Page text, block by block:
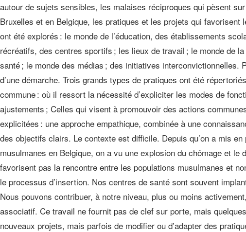
autour de sujets sensibles, les malaises réciproques qui pèsent
Bruxelles et en Belgique, les pratiques et les projets qui
ont été explorés : le monde de l’éducation, des établissements
récréatifs, des centres sportifs ; les lieux de travail ; le monde de
santé ; le monde des médias ; des initiatives
d’une démarche. Trois grands types de pratiques ont été
commune : où il ressort la nécessité d’expliciter les modes de
ajustements ; Celles qui visent à promouvoir des actions
explicitées : une approche empathique, combinée à une
des objectifs clairs. Le contexte est difficile. Depuis qu’on a mis
musulmanes en Belgique, on a vu une explosion du chômage et
favorisent pas la rencontre entre les populations musulmanes et
le processus d’insertion. Nos centres de santé sont souvent
Nous pouvons contribuer, à notre niveau, plus ou moins
associatif. Ce travail ne fournit pas de clef sur porte, mais
nouveaux projets, mais parfois de modifier ou d’adapter des